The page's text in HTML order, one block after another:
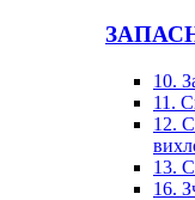
10.
11.
12.
13.
16.